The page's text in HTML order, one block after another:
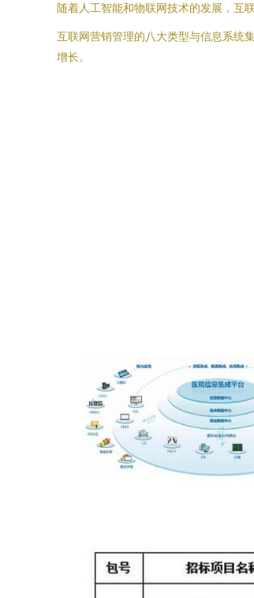
随着人工智能和物联网技术的发展，互
互联网营销管理的八大类型与信息系统
增长。